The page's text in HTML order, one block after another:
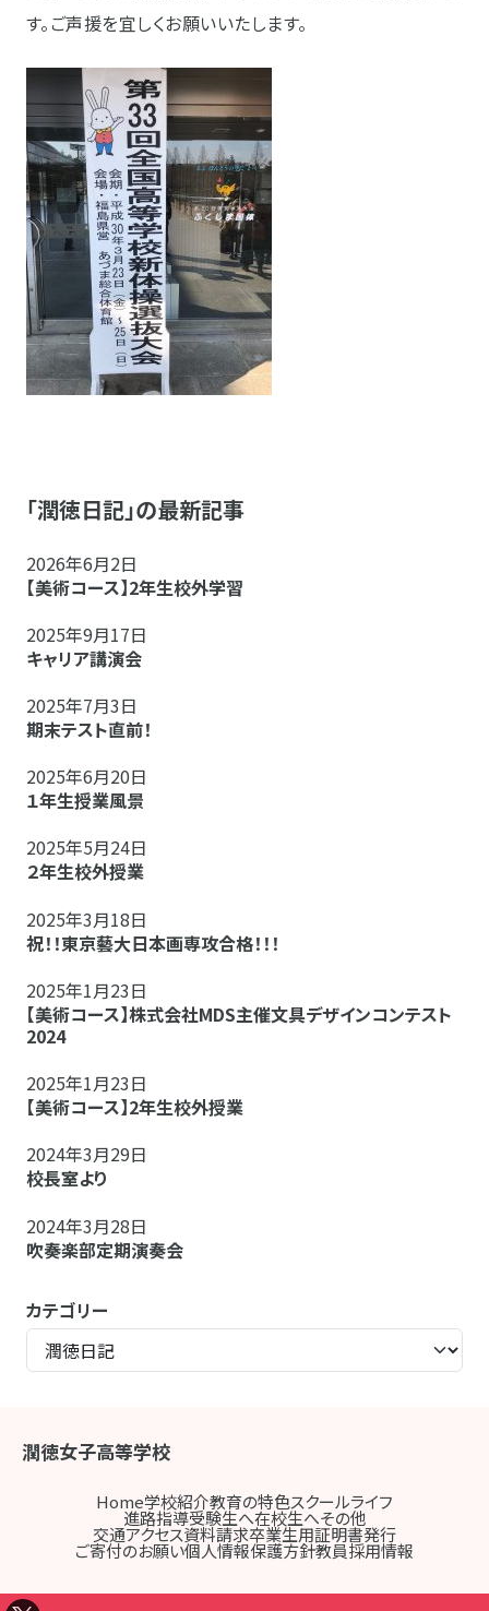
す。ご声援を宜しくお願いいたします。
「潤徳日記」の最新記事
2026年6月2日
【美術コース】2年生校外学習
2025年9月17日
キャリア講演会
2025年7月3日
期末テスト直前！
2025年6月20日
１年生授業風景
2025年5月24日
２年生校外授業
2025年3月18日
祝！！東京藝大日本画専攻合格！！！
2025年1月23日
【美術コース】株式会社MDS主催文具デザインコンテスト
2024
2025年1月23日
【美術コース】2年生校外授業
2024年3月29日
校長室より
2024年3月28日
吹奏楽部定期演奏会
カテゴリー
潤徳女子高等学校
Home学校紹介教育の特色スクールライフ
進路指導受験生へ在校生へその他
交通アクセス資料請求卒業生用証明書発行
ご寄付のお願い個人情報保護方針教員採用情報